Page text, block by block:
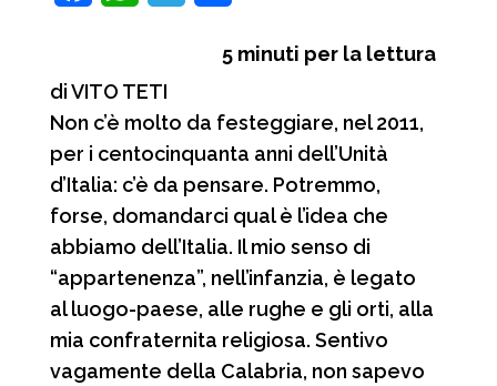
e
o
o
k
t
A
p
p
r
a
m
n
v
i
d
i
5 minuti per la lettura
di VITO TETI
Non c’è molto da festeggiare, nel 2011,
per i centocinquanta anni dell’Unità
d’Italia: c’è da pensare. Potremmo,
forse, domandarci qual è l’idea che
abbiamo dell’Italia. Il mio senso di
“appartenenza”, nell’infanzia, è legato
al luogo-paese, alle rughe e gli orti, alla
mia confraternita religiosa. Sentivo
vagamente della Calabria, non sapevo